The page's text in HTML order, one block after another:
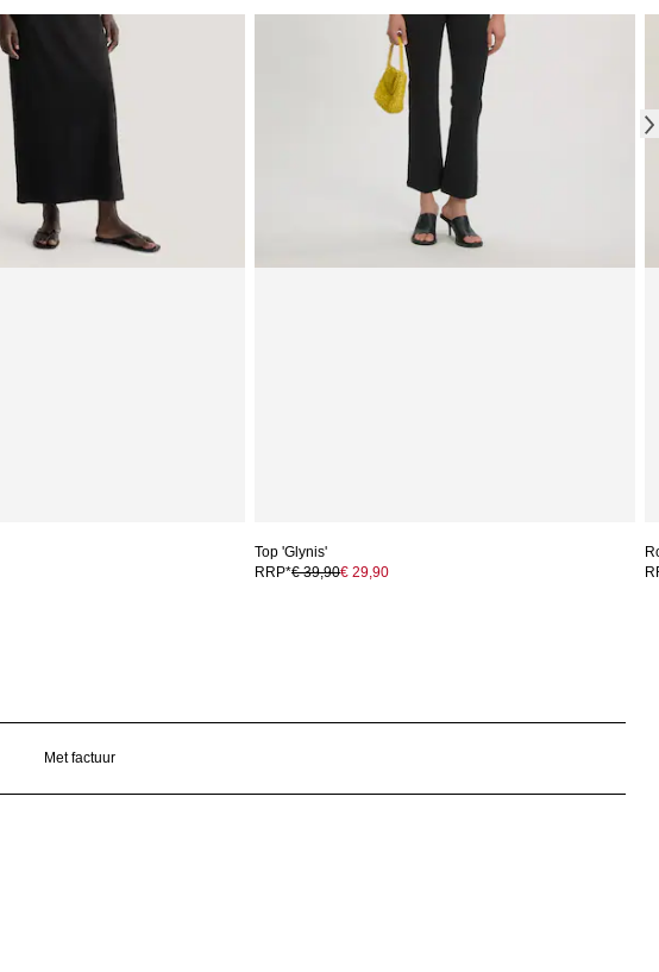
Top 'Glynis'
RRP*€ 39,90€ 29,90
Met factuur